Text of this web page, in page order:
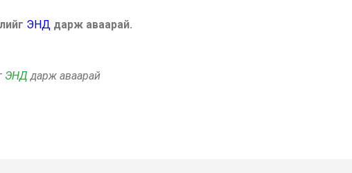
ЭНД дарж аваарай.
ЭНД дарж аваарай